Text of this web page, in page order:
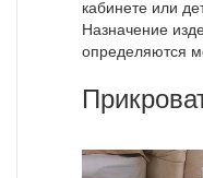
кабинете или
Назначение
определяются